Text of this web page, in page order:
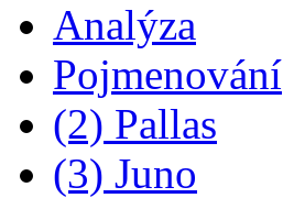
Analýza
Pojmenování
(2) Pallas
(3) Juno